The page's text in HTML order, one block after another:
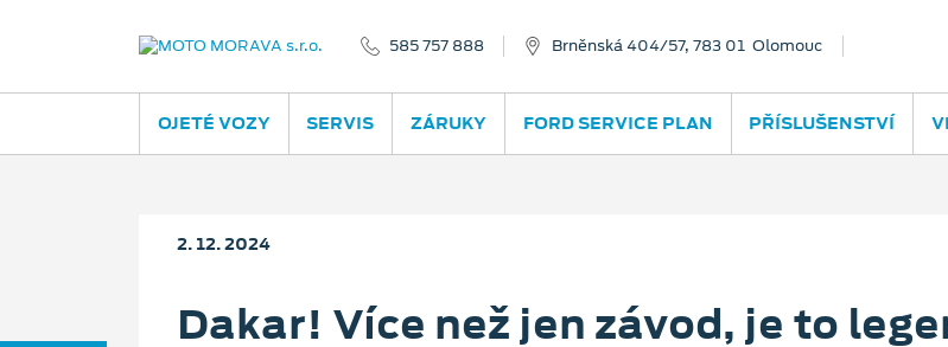
585 757 888 Brněnská 404/57, 783 01 Olomouc
OJETÉ VOZY SERVIS ZÁRUKY FORD SERVICE PLAN PŘÍSLUŠENSTVÍ
2. 12. 2024
Dakar! Více než jen závod, je to